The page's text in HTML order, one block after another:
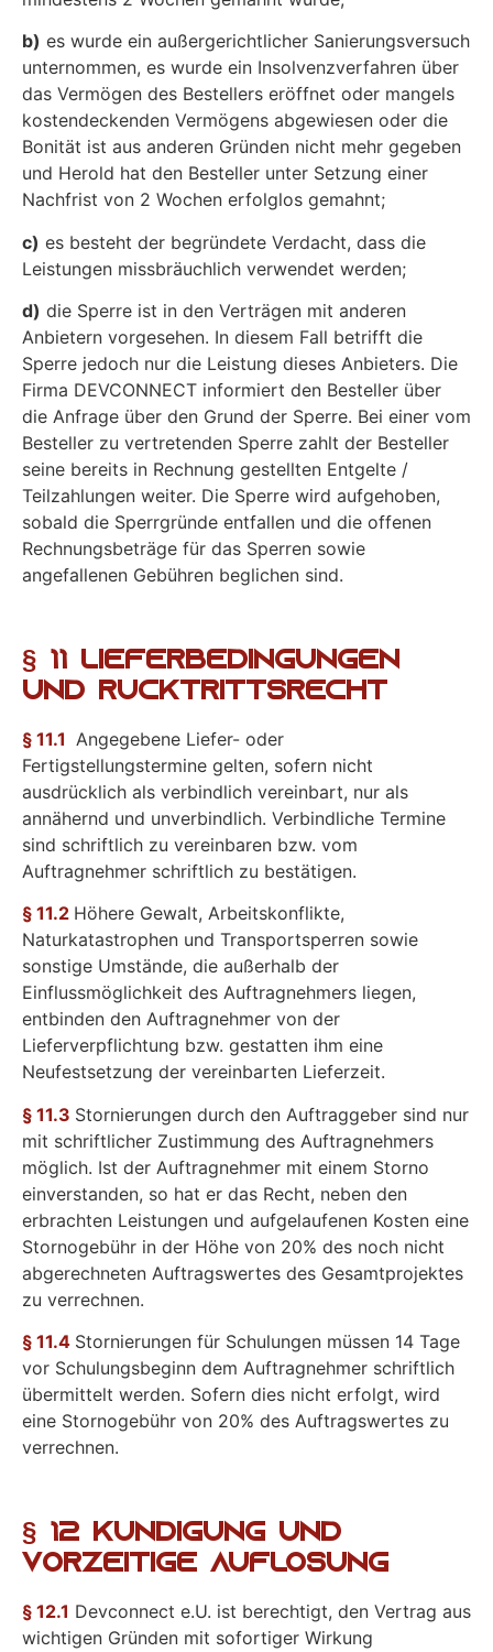
b) es wurde ein außergerichtlicher Sanierungsversuch
unternommen, es wurde ein Insolvenzverfahren über
das Vermögen des Bestellers eröffnet oder mangels
kostendeckenden Vermögens abgewiesen oder die
Bonität ist aus anderen Gründen nicht mehr gegeben
und Herold hat den Besteller unter Setzung einer
Nachfrist von 2 Wochen erfolglos gemahnt;
c) es besteht der begründete Verdacht, dass die
Leistungen missbräuchlich verwendet werden;
d) die Sperre ist in den Verträgen mit anderen
Anbietern vorgesehen. In diesem Fall betrifft die
Sperre jedoch nur die Leistung dieses Anbieters. Die
Firma DEVCONNECT informiert den Besteller über
die Anfrage über den Grund der Sperre. Bei einer vom
Besteller zu vertretenden Sperre zahlt der Besteller
seine bereits in Rechnung gestellten Entgelte /
Teilzahlungen weiter. Die Sperre wird aufgehoben,
sobald die Sperrgründe entfallen und die offenen
Rechnungsbeträge für das Sperren sowie
angefallenen Gebühren beglichen sind.
§ 11 Lieferbedingungen
und Rücktrittsrecht
§ 11.1 Angegebene Liefer- oder
Fertigstellungstermine gelten, sofern nicht
ausdrücklich als verbindlich vereinbart, nur als
annähernd und unverbindlich. Verbindliche Termine
sind schriftlich zu vereinbaren bzw. vom
Auftragnehmer schriftlich zu bestätigen.
§ 11.2 Höhere Gewalt, Arbeitskonflikte,
Naturkatastrophen und Transportsperren sowie
sonstige Umstände, die außerhalb der
Einflussmöglichkeit des Auftragnehmers liegen,
entbinden den Auftragnehmer von der
Lieferverpflichtung bzw. gestatten ihm eine
Neufestsetzung der vereinbarten Lieferzeit.
§ 11.3 Stornierungen durch den Auftraggeber sind nur
mit schriftlicher Zustimmung des Auftragnehmers
möglich. Ist der Auftragnehmer mit einem Storno
einverstanden, so hat er das Recht, neben den
erbrachten Leistungen und aufgelaufenen Kosten eine
Stornogebühr in der Höhe von 20% des noch nicht
abgerechneten Auftragswertes des Gesamtprojektes
zu verrechnen.
§ 11.4 Stornierungen für Schulungen müssen 14 Tage
vor Schulungsbeginn dem Auftragnehmer schriftlich
übermittelt werden. Sofern dies nicht erfolgt, wird
eine Stornogebühr von 20% des Auftragswertes zu
verrechnen.
§ 12 Kündigung und
vorzeitige Auflösung
§ 12.1 Devconnect e.U. ist berechtigt, den Vertrag aus
wichtigen Gründen mit sofortiger Wirkung